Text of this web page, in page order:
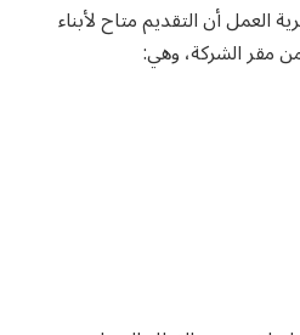
أن التقديم متاح لأبناء
مقر الشركة، وهي: